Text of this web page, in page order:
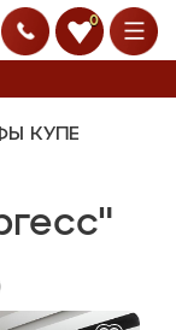
0
КУПЕ